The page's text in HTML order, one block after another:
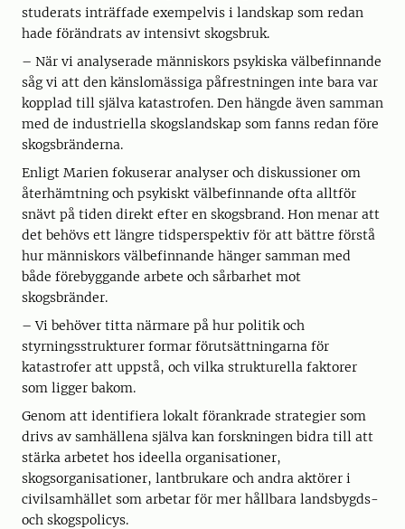
studerats inträffade exempelvis i landskap som redan
hade förändrats av intensivt skogsbruk.
– När vi analyserade människors psykiska välbefinnande
såg vi att den känslomässiga påfrestningen inte bara var
kopplad till själva katastrofen. Den hängde även samman
med de industriella skogslandskap som fanns redan före
skogsbränderna.
Enligt Marien fokuserar analyser och diskussioner om
återhämtning och psykiskt välbefinnande ofta alltför
snävt på tiden direkt efter en skogsbrand. Hon menar att
det behövs ett längre tidsperspektiv för att bättre förstå
hur människors välbefinnande hänger samman med
både förebyggande arbete och sårbarhet mot
skogsbränder.
– Vi behöver titta närmare på hur politik och
styrningsstrukturer formar förutsättningarna för
katastrofer att uppstå, och vilka strukturella faktorer
som ligger bakom.
Genom att identifiera lokalt förankrade strategier som
drivs av samhällena själva kan forskningen bidra till att
stärka arbetet hos ideella organisationer,
skogsorganisationer, lantbrukare och andra aktörer i
civilsamhället som arbetar för mer hållbara landsbygds-
och skogspolicys.